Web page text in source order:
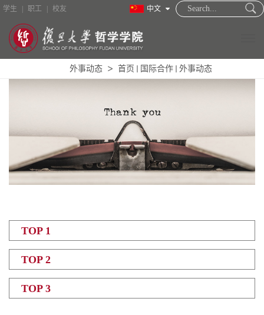
中文
学生 职工 校友
外事动态 首页 国际合作 外事动态
TOP 1
TOP 2
TOP 3